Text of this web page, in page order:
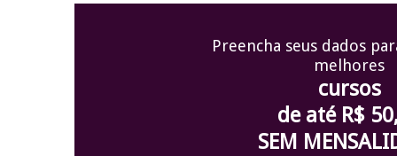
Preencha seus dados
melhores
cursos
de até R$
SEM